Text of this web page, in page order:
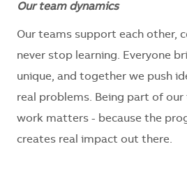
Our team dynamics
Our teams support each other,
never stop learning. Everyone
unique, and together we push
real problems. Being part of our
work matters - because the
creates real impact out there.